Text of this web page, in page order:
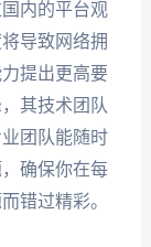
内的平台观
导致网络拥
提出更高要
其技术团队
团队能随时
确保你在每
错过精彩。